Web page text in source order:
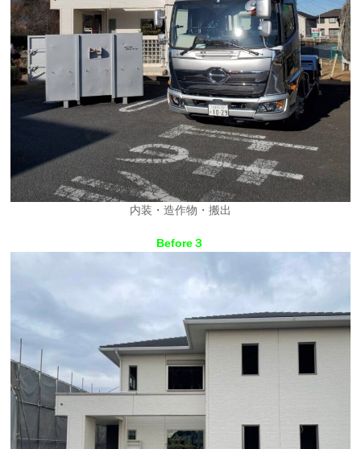
内装・造作物・搬出
Before３